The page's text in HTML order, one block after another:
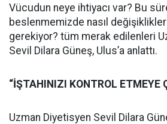
Vücudun neye ihtiyacı var? Bu
beslenmemizde nasıl değişiklikler
gerekiyor? tüm merak edilenleri
Sevil Dilara Güneş, Ulus’a anlattı.
“İŞTAHINIZI KONTROL ETMEYE
Uzman Diyetisyen Sevil Dilara